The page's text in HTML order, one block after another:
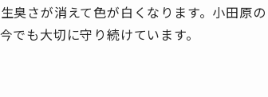
臭さが消えて色が白くなります。小田原の
も大切に守り続けています。